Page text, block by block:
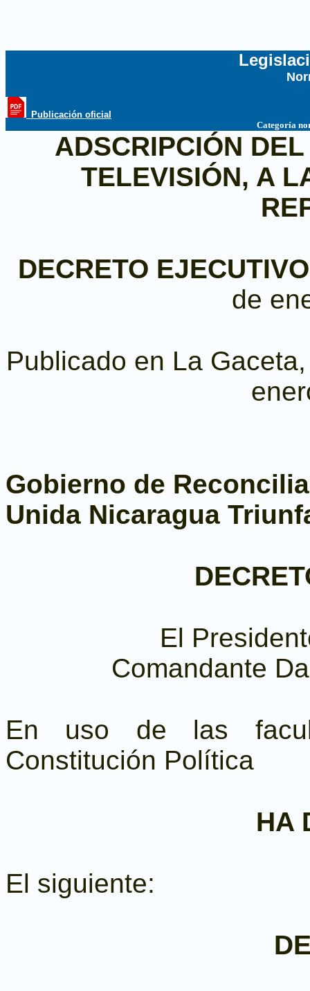
_Publicación oficial
Categoría
ADSCRIPCIÓN
TELEVISIÓN, A
DECRETO
de
Publicado en La
Gobierno de
Unida Nicaragua
El
Comandante
En uso de las
Constitución Política
HA
El siguiente: